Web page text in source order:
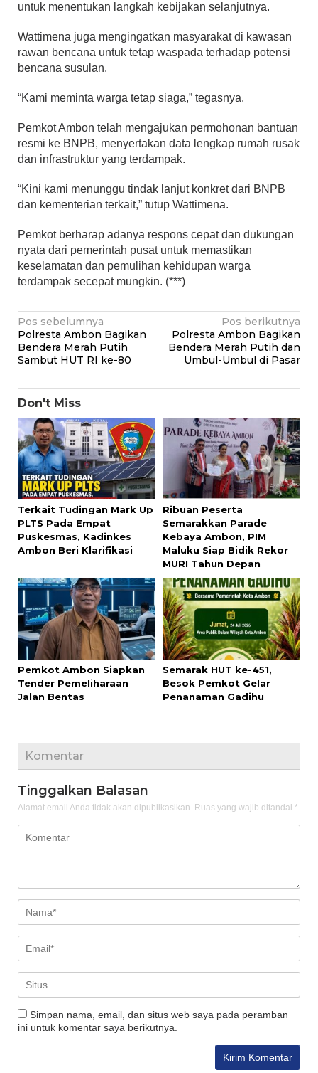
untuk menentukan langkah kebijakan selanjutnya.
Wattimena juga mengingatkan masyarakat di kawasan
rawan bencana untuk tetap waspada terhadap potensi
bencana susulan.
“Kami meminta warga tetap siaga,” tegasnya.
Pemkot Ambon telah mengajukan permohonan bantuan
resmi ke BNPB, menyertakan data lengkap rumah rusak
dan infrastruktur yang terdampak.
“Kini kami menunggu tindak lanjut konkret dari BNPB
dan kementerian terkait,” tutup Wattimena.
Pemkot berharap adanya respons cepat dan dukungan
nyata dari pemerintah pusat untuk memastikan
keselamatan dan pemulihan kehidupan warga
terdampak secepat mungkin. (***)
Navigasi
pos
Pos sebelumnya
Polresta Ambon Bagikan
Bendera Merah Putih
Sambut HUT RI ke-80
Pos berikutnya
Polresta Ambon Bagikan
Bendera Merah Putih dan
Umbul-Umbul di Pasar
Don't Miss
Terkait Tudingan Mark Up
PLTS Pada Empat
Puskesmas, Kadinkes
Ambon Beri Klarifikasi
Ribuan Peserta
Semarakkan Parade
Kebaya Ambon, PIM
Maluku Siap Bidik Rekor
MURI Tahun Depan
Pemkot Ambon Siapkan
Tender Pemeliharaan
Jalan Bentas
Semarak HUT ke-451,
Besok Pemkot Gelar
Penanaman Gadihu
Komentar
Tinggalkan Balasan
Alamat email Anda tidak akan dipublikasikan. Ruas yang wajib ditandai *
Simpan nama, email, dan situs web saya pada peramban
ini untuk komentar saya berikutnya.